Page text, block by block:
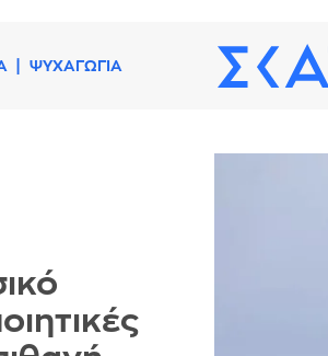
ΨΥΧΑΓΩΓΙΑ